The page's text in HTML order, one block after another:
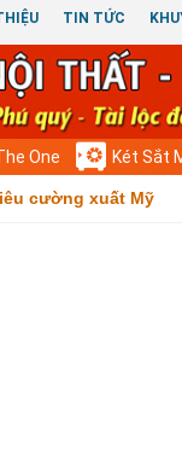
TIN TỨC
One Két Sắt
cường xuất Mỹ